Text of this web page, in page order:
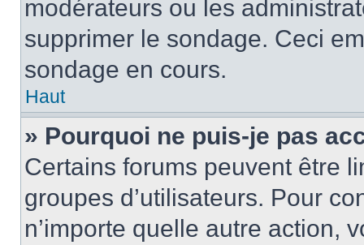
modérateurs ou les
supprimer le sondage. Ceci
sondage en cours.
Haut
» Pourquoi ne puis-je pas
Certains forums peuvent être
groupes d’utilisateurs. Pour
n’importe quelle autre action,